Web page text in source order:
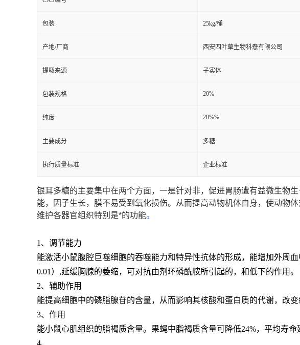
包装 25kg/桶
产地/厂商 西安四叶草生物科憃有限公司
提取来源 子实体
包装规格 20%
纯度 20%%
主要成分 多糖
执行质量标准 企业标准
银耳多糖的主要集中在两个方面，一是针对非，促进胃肠遭有益微生物
能，因子生长，膜不易受到氧化损伤。从而提高动物机体自身，使动物
维护各器官组织特别是*的功能。
1、调节能力
能激活小鼠腹腔巨噬细胞的吞噬能力和特异性抗体的形成，能增加外周
0.01）,延缓胸腺的萎缩，可对抗由剂环磷酰胺所引起的，和低下的作用。
2、辅助作用
能提高细胞中的磷脂腺苷的含量，从而影响其核酸和蛋白质的代谢，改
3、作用
能小鼠心肌组织的脂褐质含量。果蝇中脂褐质含量可降低24%，平均寿
4、